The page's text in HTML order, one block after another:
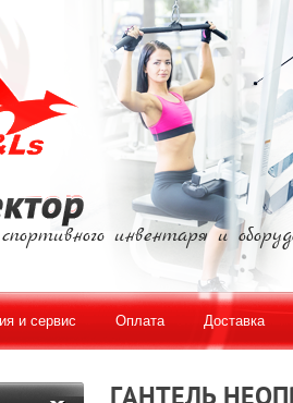
инвентаря и
и сервис Оплата Доставка